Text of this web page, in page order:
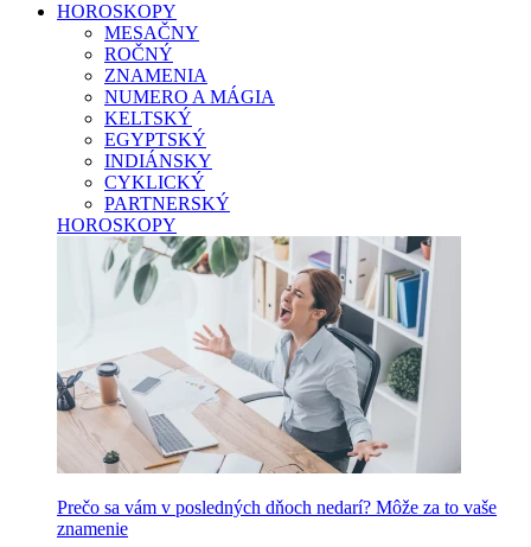
HOROSKOPY
MESAČNY
ROČNÝ
ZNAMENIA
NUMERO A MÁGIA
KELTSKÝ
EGYPTSKÝ
INDIÁNSKY
CYKLICKÝ
PARTNERSKÝ
HOROSKOPY
Prečo sa vám v posledných dňoch nedarí? Môže za to vaše
znamenie